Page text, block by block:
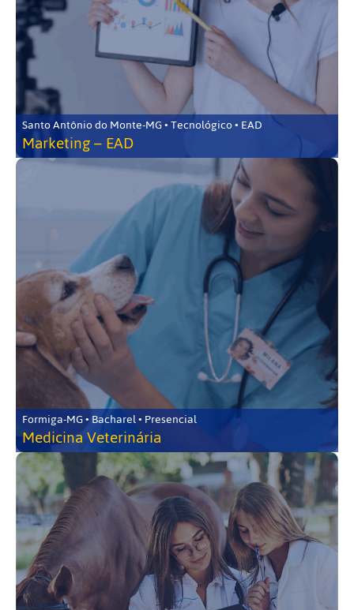
Santo Antônio do Monte-MG • Tecnológico • EAD
Marketing – EAD
Formiga-MG • Bacharel • Presencial
Medicina Veterinária